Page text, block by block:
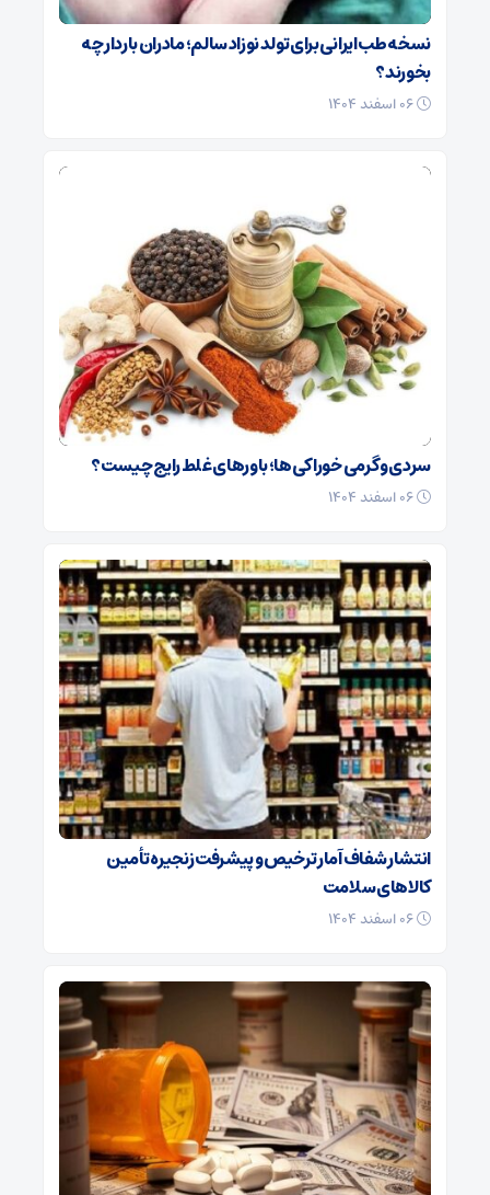
نسخه طب ایرانی برای تولد نوزاد سالم؛ مادران باردار چه
بخورند؟
سردی و گرمی خوراکی‌ها؛ باورهای غلط رایج چیست؟
انتشار شفاف آمار ترخیص و پیشرفت زنجیره تأمین
کالاهای سلامت